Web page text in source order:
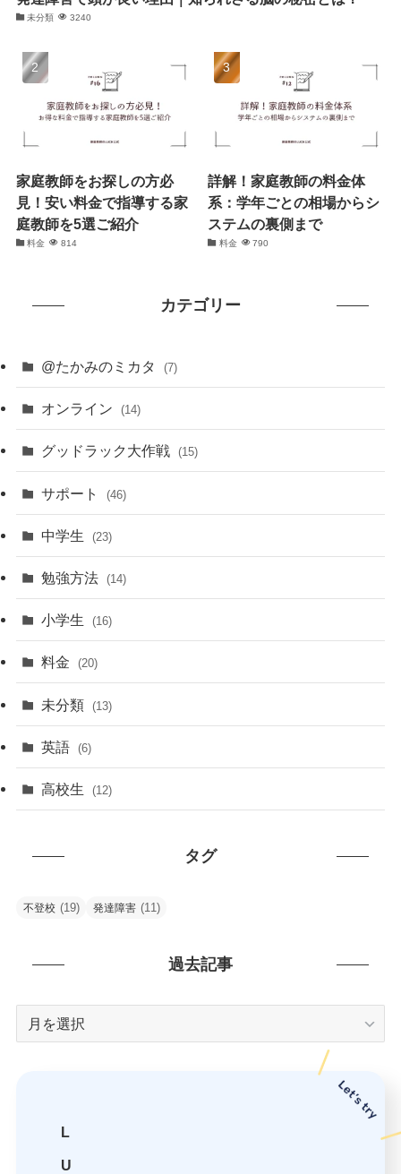
未分類 3240
家庭教師をお探しの方必
見！安い料金で指導する家
庭教師を5選ご紹介
料金 814
詳解！家庭教師の料金体
系：学年ごとの相場からシ
ステムの裏側まで
料金 790
カテゴリー
@たかみのミカタ (7)
オンライン (14)
グッドラック大作戦 (15)
サポート (46)
中学生 (23)
勉強方法 (14)
小学生 (16)
料金 (20)
未分類 (13)
英語 (6)
高校生 (12)
タグ
不登校 (19) 発達障害 (11)
過去記事
L
U